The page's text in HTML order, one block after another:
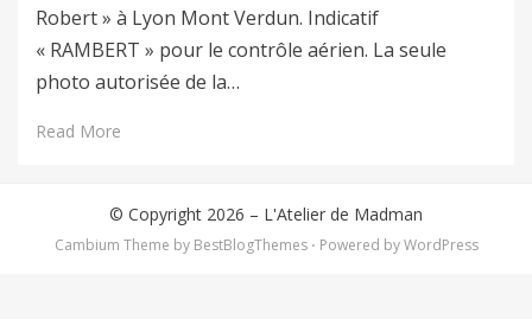
Robert » à Lyon Mont Verdun. Indicatif
« RAMBERT » pour le contrôle aérien. La seule
photo autorisée de la…
Read More
© Copyright 2026 – L'Atelier de Madman
Cambium Theme by BestBlogThemes ⋅ Powered byWordPress